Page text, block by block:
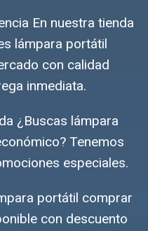
En nuestra tienda
lámpara portátil
con calidad
inmediata.
¿Buscas lámpara
Tenemos
especiales.
portátil comprar
con descuento